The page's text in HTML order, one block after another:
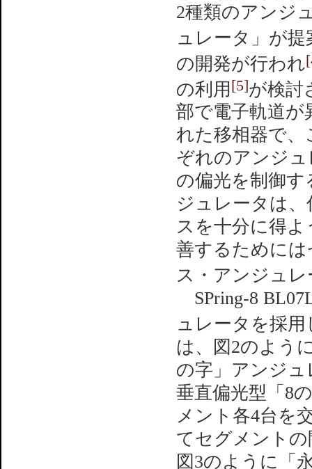
2種類のアンジ
ュレータ」が提
の開発が行われ
の利用 [5]が検討
部で電子軌道が
れた移相器で
ぞれのアンジ
の偏光を制御
ジュレータは
スを十分に得
善するために
ス・アンジュ
SPring-8
ュレータを採
は、図2のよう
の字」アンジ
垂直偏光型「8
メント各4台を
てセグメントの
図3のように「